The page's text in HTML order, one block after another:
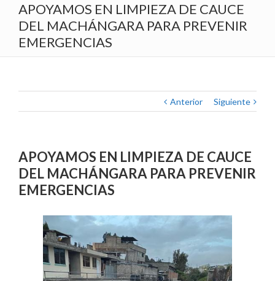
APOYAMOS EN LIMPIEZA DE CAUCE
DEL MACHÁNGARA PARA PREVENIR
EMERGENCIAS
Anterior Siguiente
APOYAMOS EN LIMPIEZA DE CAUCE
DEL MACHÁNGARA PARA PREVENIR
EMERGENCIAS